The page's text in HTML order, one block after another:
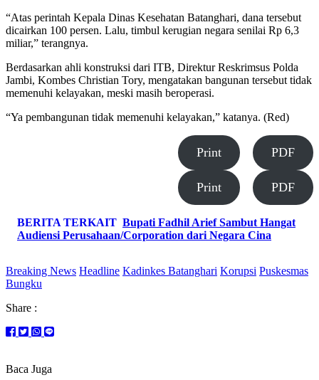
“Atas perintah Kepala Dinas Kesehatan Batanghari, dana tersebut
dicairkan 100 persen. Lalu, timbul kerugian negara senilai Rp 6,3
miliar,” terangnya.
Berdasarkan ahli konstruksi dari ITB, Direktur Reskrimsus Polda
Jambi, Kombes Christian Tory, mengatakan bangunan tersebut tidak
memenuhi kelayakan, meski masih beroperasi.
“Ya pembangunan tidak memenuhi kelayakan,” katanya. (Red)
Print PDF
Print PDF
BERITA TERKAIT Bupati Fadhil Arief Sambut Hangat
Audiensi Perusahaan/Corporation dari Negara Cina
Breaking News Headline Kadinkes Batanghari Korupsi Puskesmas
Bungku
Share :
Baca Juga